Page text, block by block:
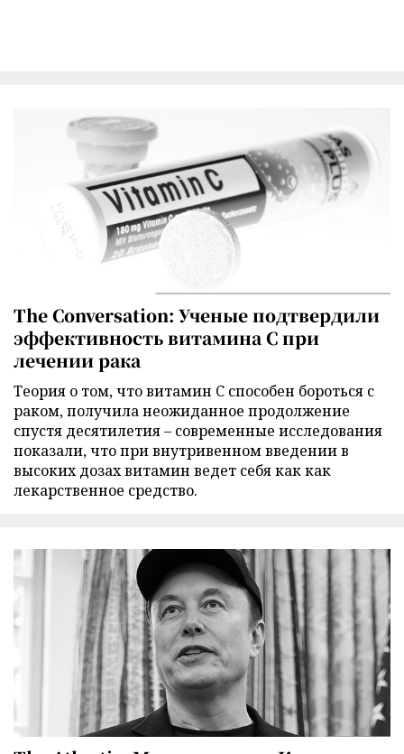
The Conversation: Ученые подтвердили
эффективность витамина C при
лечении рака
Теория о том, что витамин C способен бороться с
раком, получила неожиданное продолжение
спустя десятилетия – современные исследования
показали, что при внутривенном введении в
высоких дозах витамин ведет себя как как
лекарственное средство.